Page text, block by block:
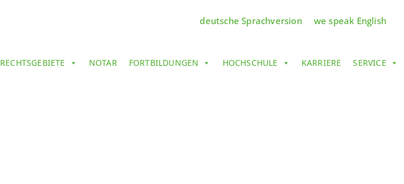
deutsche Sprachversion we speak English
RECHTSGEBIETE NOTAR FORTBILDUNGEN HOCHSCHULE KARRIERE SERVICE